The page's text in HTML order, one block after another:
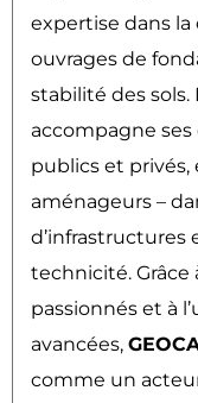
expertise dans la
ouvrages de
stabilité des sols.
accompagne ses
publics et
aménageurs –
d’infrastructures
technicité. Grâce
passionnés et à
avancées,
comme un